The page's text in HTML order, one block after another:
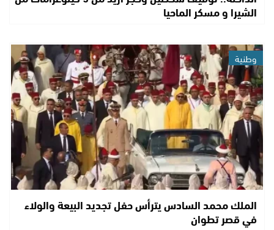
الشيرا و مسكر الماحيا
وطنية
الملك محمد السادس يترأس حفل تجديد البيعة والولاء
في قصر تطوان